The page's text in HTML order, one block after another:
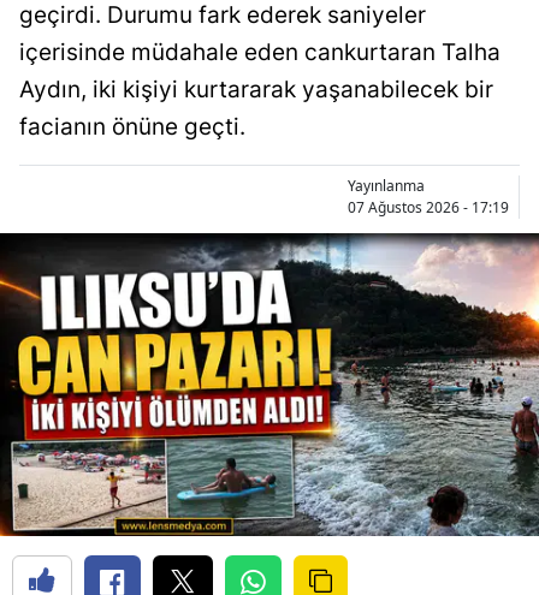
geçirdi. Durumu fark ederek saniyeler
içerisinde müdahale eden cankurtaran Talha
Aydın, iki kişiyi kurtararak yaşanabilecek bir
facianın önüne geçti.
Yayınlanma
07 Ağustos 2026 - 17:19